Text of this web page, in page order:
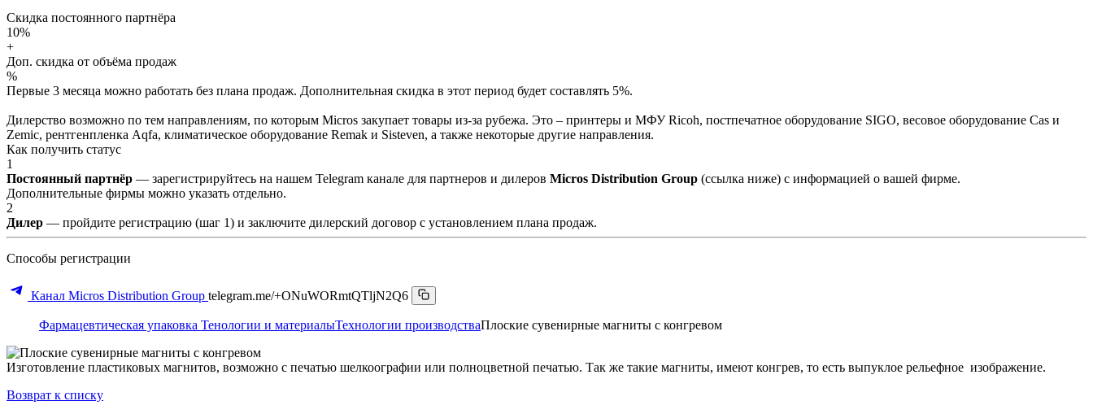
Скидка постоянного партнёра
10%
+
Доп. скидка от объёма продаж
%
Первые 3 месяца можно работать без плана продаж. Дополнительная скидка в этот период будет составлять 5%.
Дилерство возможно по тем направлениям, по которым Micros закупает товары из-за рубежа. Это – принтеры и МФУ Ricoh, постпечатное оборудование SIGO, весовое оборудование Cas и
Zemic, рентгенпленка Aqfa, климатическое оборудование Remak и Sisteven, а также некоторые другие направления.
Как получить статус
1
Постоянный партнёр — зарегистрируйтесь на нашем Telegram канале для партнеров и дилеров Micros Distribution Group (ссылка ниже) с информацией о вашей фирме.
Дополнительные фирмы можно указать отдельно.
2
Дилер — пройдите регистрацию (шаг 1) и заключите дилерский договор с установлением плана продаж.
Способы регистрации
Канал Micros Distribution Group telegram.me/+ONuWORmtQTljN2Q6
Фармацевтическая упаковка Тенологии и материалыТехнологии производстваПлоские сувенирные магниты с конгревом
Изготовление пластиковых магнитов, возможно с печатью шелкоографии или полноцветной печатью. Так же такие магниты, имеют конгрев, то есть выпуклое рельефное изображение.
Возврат к списку